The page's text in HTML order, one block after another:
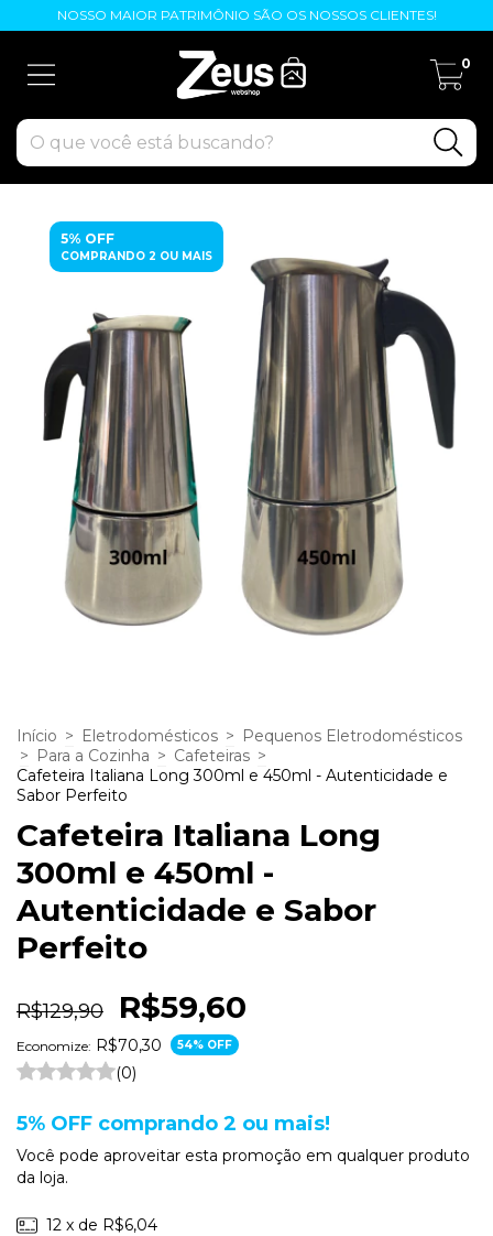
NOSSO MAIOR PATRIMÔNIO SÃO OS NOSSOS CLIENTES!
0
5% OFF
COMPRANDO 2 OU MAIS
Início > Eletrodomésticos > Pequenos Eletrodomésticos
> Para a Cozinha > Cafeteiras >
Cafeteira Italiana Long 300ml e 450ml - Autenticidade e
Sabor Perfeito
Cafeteira Italiana Long
300ml e 450ml -
Autenticidade e Sabor
Perfeito
R$129,90 R$59,60
Economize: R$70,30 54% OFF
(0)
5% OFF comprando 2 ou mais!
Você pode aproveitar esta promoção em qualquer produto
da loja.
12 x de R$6,04